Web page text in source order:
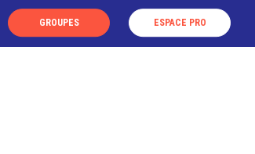
GROUPES ESPACE PRO
LA DESTINATION
Panneau de gestion des cookies